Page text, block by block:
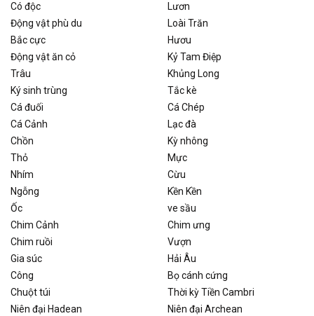
Có độc
Lươn
Động vật phù du
Loài Trăn
Bắc cực
Hươu
Động vật ăn cỏ
Kỷ Tam Điệp
Trâu
Khủng Long
Ký sinh trùng
Tắc kè
Cá đuối
Cá Chép
Cá Cảnh
Lạc đà
Chồn
Kỳ nhông
Thỏ
Mực
Nhím
Cừu
Ngỗng
Kền Kền
Ốc
ve sầu
Chim Cảnh
Chim ưng
Chim ruồi
Vượn
Gia súc
Hải Âu
Công
Bọ cánh cứng
Chuột túi
Thời kỳ Tiền Cambri
Niên đại Hadean
Niên đại Archean